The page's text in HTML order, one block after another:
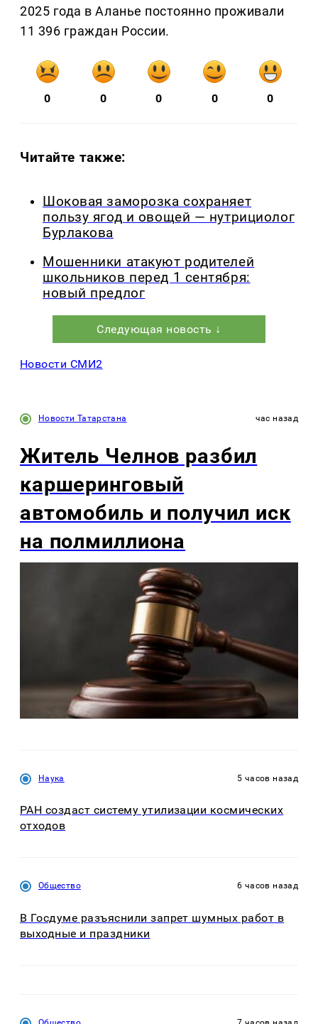
2025 года в Аланье постоянно проживали
11 396 граждан России.
0 0 0 0 0
Читайте также:
Шоковая заморозка сохраняет
пользу ягод и овощей — нутрициолог
Бурлакова
Мошенники атакуют родителей
школьников перед 1 сентября:
новый предлог
Следующая новость ↓
Новости СМИ2
Новости Татарстана час назад
Житель Челнов разбил
каршеринговый
автомобиль и получил иск
на полмиллиона
Наука 5 часов назад
РАН создаст систему утилизации космических
отходов
Общество 6 часов назад
В Госдуме разъяснили запрет шумных работ в
выходные и праздники